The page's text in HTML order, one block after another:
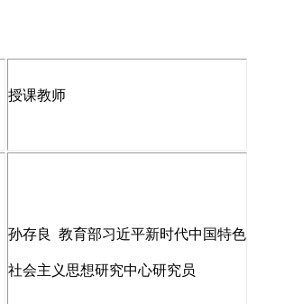
授课教师
孙存良 教育部习近平新时代中国特色
社会主义思想研究中心研究员